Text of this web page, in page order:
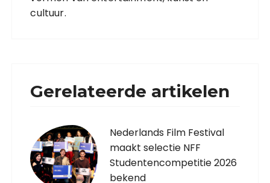
cultuur.
Gerelateerde artikelen
Nederlands Film Festival
maakt selectie NFF
Studentencompetitie 2026
bekend